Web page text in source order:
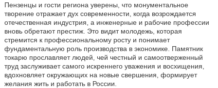
Пензенцы и гости региона уверены, что монументальное
творение отражает дух современности, когда возрождается
отечественная индустрия, а инженерные и рабочие профессии
вновь обретают престиж. Это видит молодежь, которая
стремится к профессиональному росту и понимает
фундаментальную роль производства в экономике. Памятник
токарю прославляет людей, чей честный и самоотверженный
труд заслуживает самого искреннего уважения и восхищения,
вдохновляет окружающих на новые свершения, формирует
желания жить и работать в России.